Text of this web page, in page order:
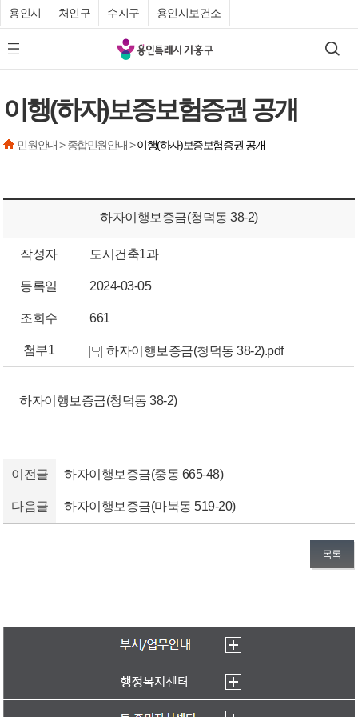
용인시 처인구 수지구 용인시보건소
모바일 메뉴 버튼
기
흥
청
검색
이행(하자)보증보험증권 공개
민원안내 > 종합민원안내 >이행(하자)보증보험증권 공개
하자이행보증금(청덕동 38-2)
작성자 도시건축1과
등록일 2024-03-05
조회수 661
첨부1 하자이행보증금(청덕동 38-2).pdf
하자이행보증금(청덕동 38-2)
이전글 하자이행보증금(중동 665-48)
다음글 하자이행보증금(마북동 519-20)
목록